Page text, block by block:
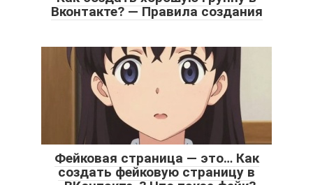
Вконтакте? — Правила создания
Фейковая страница — это… Как
создать фейковую страницу в